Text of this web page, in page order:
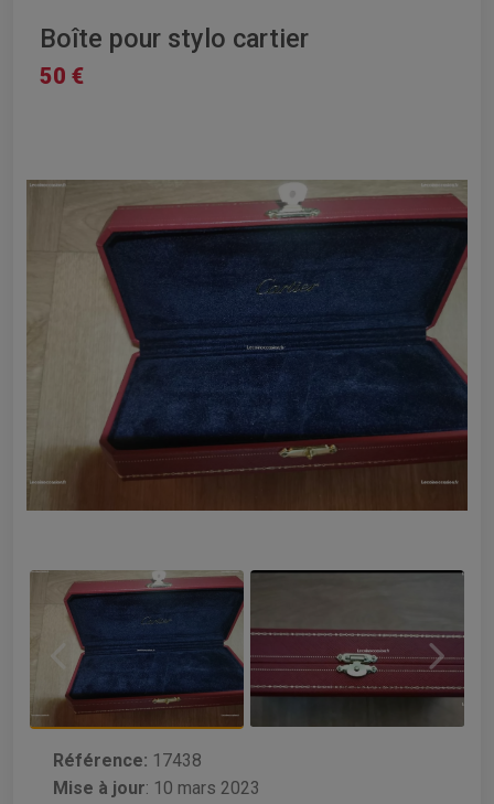
Boîte pour stylo cartier
50 €
Référence: 17438
Mise à jour: 10 mars 2023